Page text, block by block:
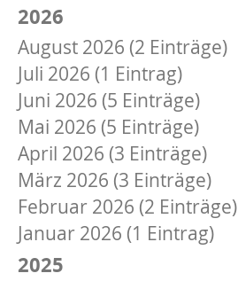
2026
August 2026 (2 Einträge)
Juli 2026 (1 Eintrag)
Juni 2026 (5 Einträge)
Mai 2026 (5 Einträge)
April 2026 (3 Einträge)
März 2026 (3 Einträge)
Februar 2026 (2 Einträge)
Januar 2026 (1 Eintrag)
2025